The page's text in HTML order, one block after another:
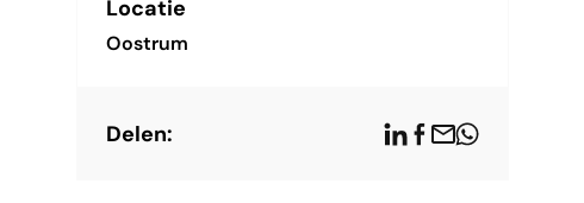
Locatie
Oostrum
Delen: